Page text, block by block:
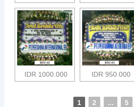
IDR 1000.000 IDR 950.000
1 2 ... 5